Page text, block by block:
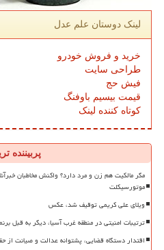
لینک دوستان علم عدل
خرید و فروش خودرو
طراحی سایت
فیش حج
قیمت بیسیم باوفنگ
کوتاه کننده لینک
پربیننده
مگر مالکیت هم زن و مرد دارد؟ واکنش مخاطبان
موتورسیکلت
ویلای علی کریمی توقیف شد، عکس
ترتیبات امنیتی در منطقه غرب آسیا، دیگر به قبل
اقتدار دستگاه قضایی، پشتوانه عدالت و صیانت